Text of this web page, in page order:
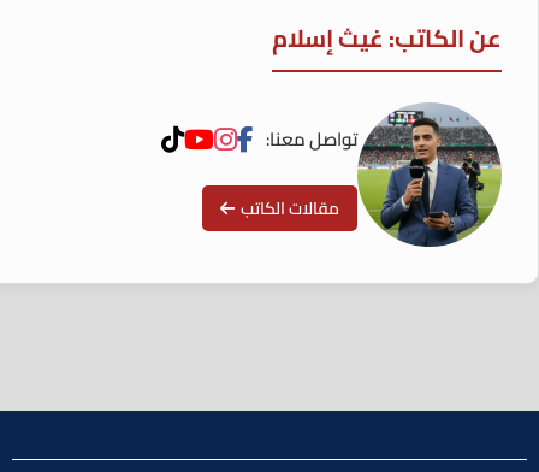
عن الكاتب: غيث إسلام
تواصل معنا:
مقالات الكاتب